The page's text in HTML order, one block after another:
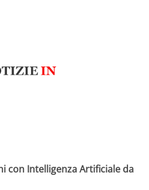
con Intelligenza Artificiale da